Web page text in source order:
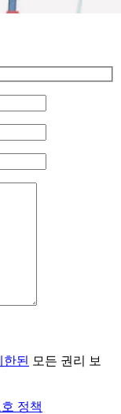
된
모든 권리 보
정책